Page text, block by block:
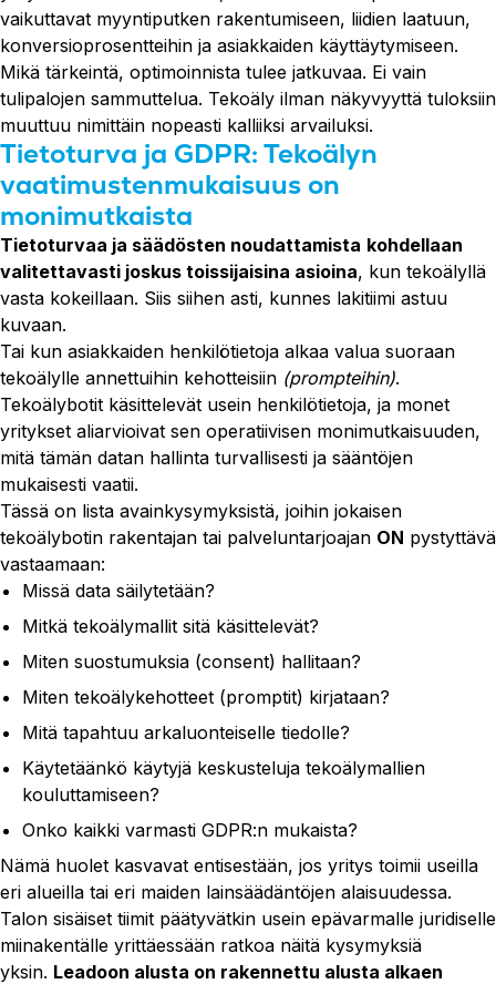
vaikuttavat myyntiputken rakentumiseen, liidien laatuun,
konversioprosentteihin ja asiakkaiden käyttäytymiseen.
Mikä tärkeintä, optimoinnista tulee jatkuvaa. Ei vain
tulipalojen sammuttelua. Tekoäly ilman näkyvyyttä tuloksiin
muuttuu nimittäin nopeasti kalliiksi arvailuksi.
Tietoturva ja GDPR: Tekoälyn
vaatimustenmukaisuus on
monimutkaista
Tietoturvaa ja säädösten noudattamista kohdellaan
valitettavasti joskus toissijaisina asioina, kun tekoälyllä
vasta kokeillaan. Siis siihen asti, kunnes lakitiimi astuu
kuvaan.
Tai kun asiakkaiden henkilötietoja alkaa valua suoraan
tekoälylle annettuihin kehotteisiin (prompteihin).
Tekoälybotit käsittelevät usein henkilötietoja, ja monet
yritykset aliarvioivat sen operatiivisen monimutkaisuuden,
mitä tämän datan hallinta turvallisesti ja sääntöjen
mukaisesti vaatii.
Tässä on lista avainkysymyksistä, joihin jokaisen
tekoälybotin rakentajan tai palveluntarjoajan ON pystyttävä
vastaamaan:
Missä data säilytetään?
Mitkä tekoälymallit sitä käsittelevät?
Miten suostumuksia (consent) hallitaan?
Miten tekoälykehotteet (promptit) kirjataan?
Mitä tapahtuu arkaluonteiselle tiedolle?
Käytetäänkö käytyjä keskusteluja tekoälymallien
kouluttamiseen?
Onko kaikki varmasti GDPR:n mukaista?
Nämä huolet kasvavat entisestään, jos yritys toimii useilla
eri alueilla tai eri maiden lainsäädäntöjen alaisuudessa.
Talon sisäiset tiimit päätyvätkin usein epävarmalle juridiselle
miinakentälle yrittäessään ratkoa näitä kysymyksiä
yksin. Leadoon alusta on rakennettu alusta alkaen